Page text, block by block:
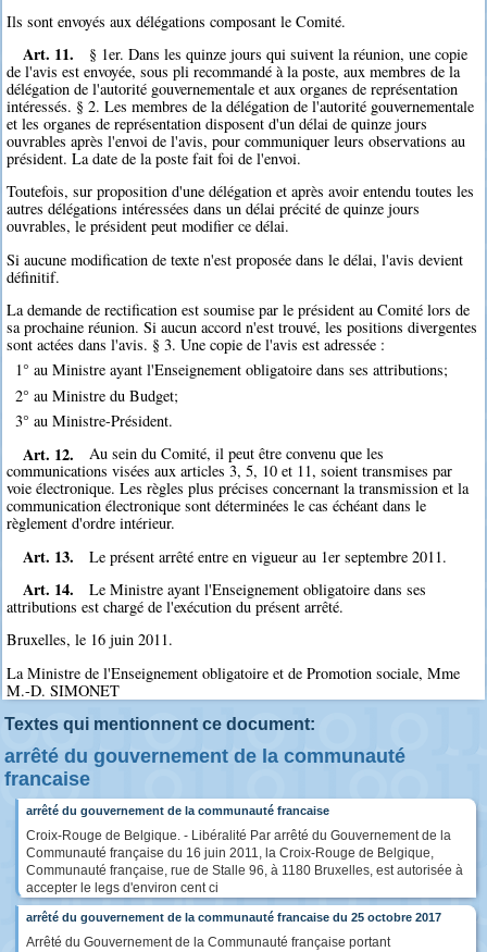
Ils sont envoyés aux délégations composant le Comité.
Art. 11.
§ 1er. Dans les quinze jours qui suivent la réunion, une copie
de l'avis est envoyée, sous pli recommandé à la poste, aux membres de la
délégation de l'autorité gouvernementale et aux organes de représentation
intéressés. § 2. Les membres de la délégation de l'autorité gouvernementale
et les organes de représentation disposent d'un délai de quinze jours
ouvrables après l'envoi de l'avis, pour communiquer leurs observations au
président. La date de la poste fait foi de l'envoi.
Toutefois, sur proposition d'une délégation et après avoir entendu toutes les
autres délégations intéressées dans un délai précité de quinze jours
ouvrables, le président peut modifier ce délai.
Si aucune modification de texte n'est proposée dans le délai, l'avis devient
définitif.
La demande de rectification est soumise par le président au Comité lors de
sa prochaine réunion. Si aucun accord n'est trouvé, les positions divergentes
sont actées dans l'avis. § 3. Une copie de l'avis est adressée :
1° au Ministre ayant l'Enseignement obligatoire dans ses attributions;
2° au Ministre du Budget;
3° au Ministre-Président.
Art. 12.
Au sein du Comité, il peut être convenu que les
communications visées aux articles 3, 5, 10 et 11, soient transmises par
voie électronique. Les règles plus précises concernant la transmission et la
communication électronique sont déterminées le cas échéant dans le
règlement d'ordre intérieur.
Art. 13. Le présent arrêté entre en vigueur au 1er septembre 2011.
Art. 14.
Le Ministre ayant l'Enseignement obligatoire dans ses
attributions est chargé de l'exécution du présent arrêté.
Bruxelles, le 16 juin 2011.
La Ministre de l'Enseignement obligatoire et de Promotion sociale, Mme
M.-D. SIMONET
Textes qui mentionnent ce document:
arrêté du gouvernement de la communauté
francaise
arrêté du gouvernement de la communauté francaise
Croix-Rouge de Belgique. - Libéralité Par arrêté du Gouvernement de la
Communauté française du 16 juin 2011, la Croix-Rouge de Belgique,
Communauté française, rue de Stalle 96, à 1180 Bruxelles, est autorisée à
accepter le legs d'environ cent ci
arrêté du gouvernement de la communauté francaise du 25 octobre 2017
Arrêté du Gouvernement de la Communauté française portant